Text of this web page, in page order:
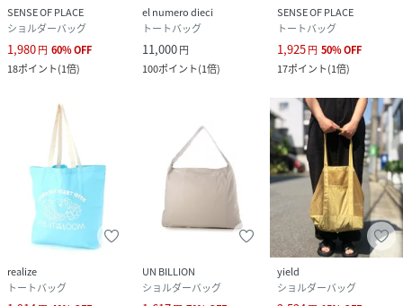
SENSE OF PLACE
ショルダーバッグ
1,980円 60%OFF
18ポイント(1倍)
el numero dieci
トートバッグ
11,000円
100ポイント(1倍)
SENSE OF PLACE
トートバッグ
1,925円 50%OFF
17ポイント(1倍)
realize
トートバッグ
UN BILLION
ショルダーバッグ
yield
ショルダーバッグ